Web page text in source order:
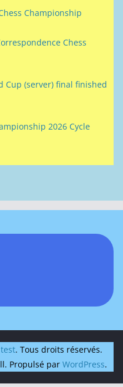
Championship
Chess
Cup (server) final finished
2026 Cycle
. Tous droits réservés.
Propulsé par WordPress.